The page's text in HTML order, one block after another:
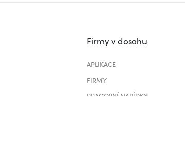
Firmy v dosahu
APLIKACE
FIRMY
PRACOVNÍ NABÍDKY